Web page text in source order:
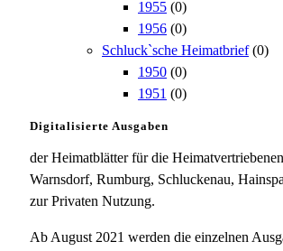
1955 (0)
1956 (0)
Schluck`sche Heimatbrief (0)
1950 (0)
1951 (0)
Digitalisierte Ausgaben
der Heimatblätter für die
Warnsdorf, Rumburg, Schluckenau,
zur Privaten Nutzung.
Ab August 2021 werden die einzelnen